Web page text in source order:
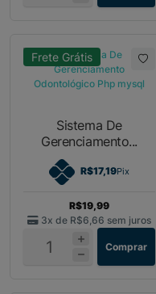
Frete Grátis
Sistema De
Gerenciamento...
R$17,19Pix
R$19,99
3x de R$6,66 sem juros
Comprar